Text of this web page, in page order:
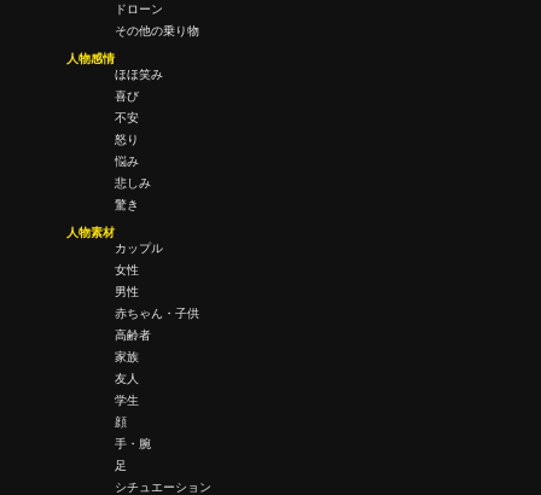
ドローン
その他の乗り物
人物感情
ほほ笑み
喜び
不安
怒り
悩み
悲しみ
驚き
人物素材
カップル
女性
男性
赤ちゃん・子供
高齢者
家族
友人
学生
顔
手・腕
足
シチュエーション